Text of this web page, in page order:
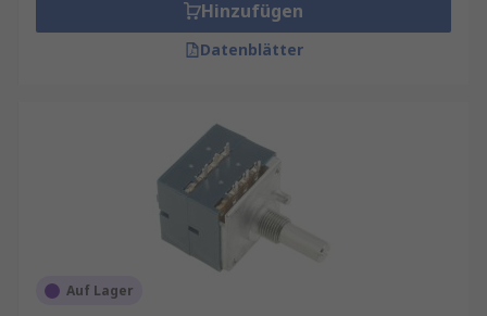
Hinzufügen
Datenblätter
Auf Lager